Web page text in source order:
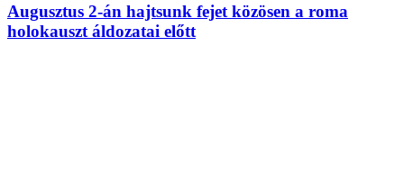
Augusztus 2-án hajtsunk fejet közösen a roma
holokauszt áldozatai előtt